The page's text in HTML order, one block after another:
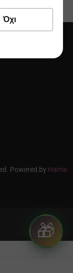
Όχι
Smok
Powered by Harris
🎁